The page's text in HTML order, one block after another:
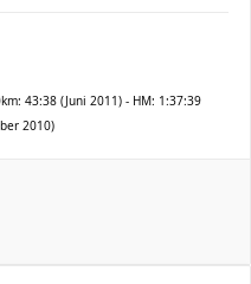
43:38 (Juni 2011) - HM: 1:37:39
2010)